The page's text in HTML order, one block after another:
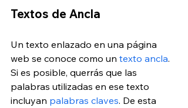
Textos de Ancla
Un texto enlazado en una página
web se conoce como un texto ancla.
Si es posible, querrás que las
palabras utilizadas en ese texto
incluyan palabras claves. De esta